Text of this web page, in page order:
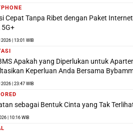
Cepat Tanpa Ribet dengan Paket Internet
5G+
2026 | 13:01 WIB
Apakah yang Diperlukan untuk
Keperluan Anda Bersama
2026 | 23:47 WIB
sebagai Bentuk Cinta yang Tak
| 10:16 WIB